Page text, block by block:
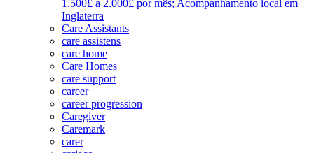
1.500£ a 2.000£ por mês; Acompanhamento local em
Inglaterra
Care Assistants
care assistens
care home
Care Homes
care support
career
career progression
Caregiver
Caremark
carer